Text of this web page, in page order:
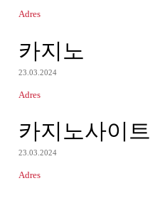
Adres
카지노
23.03.2024
Adres
카지노사이트
23.03.2024
Adres